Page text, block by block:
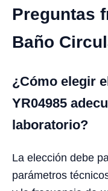
Preguntas
Baño
¿Cómo elegir
YR04985
laboratorio?
La elección debe
parámetros